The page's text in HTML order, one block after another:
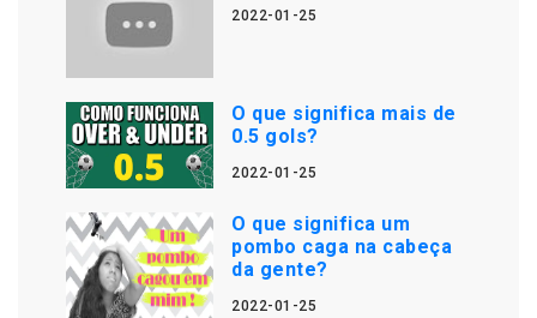
2022-01-25
O que significa mais de
0.5 gols?
2022-01-25
O que significa um
pombo caga na cabeça
da gente?
2022-01-25